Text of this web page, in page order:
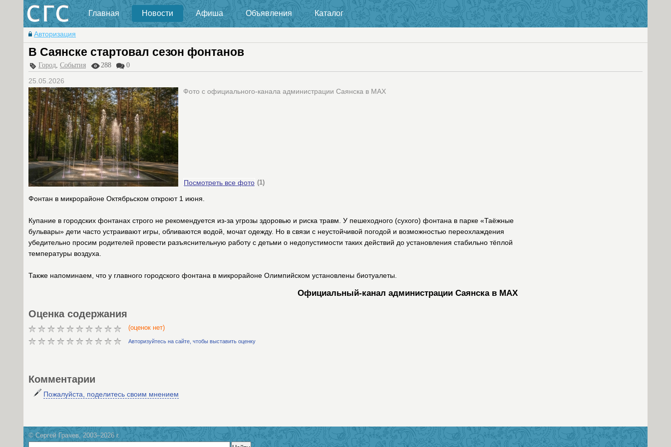
Главная Новости Афиша Объявления Каталог
Авторизация
В Саянске стартовал сезон фонтанов
Город, События 288 0
25.05.2026
Фото с официального-канала администрации Саянска в MAX
Посмотреть все фото (1)
Фонтан в микрорайоне Октябрьском откроют 1 июня.
Купание в городских фонтанах строго не рекомендуется из-за угрозы здоровью и риска травм. У пешеходного (сухого) фонтана в парке «Таёжные
бульвары» дети часто устраивают игры, обливаются водой, мочат одежду. Но в связи с неустойчивой погодой и возможностью переохлаждения
убедительно просим родителей провести разъяснительную работу с детьми о недопустимости таких действий до установления стабильно тёплой
температуры воздуха.
Также напоминаем, что у главного городского фонтана в микрорайоне Олимпийском установлены биотуалеты.
Официальный-канал администрации Саянска в MAX
Оценка содержания
(оценок нет)
Авторизуйтесь на сайте, чтобы выставить оценку
Комментарии
Пожалуйста, поделитесь своим мнением
© Сергей Грачев, 2003–2026 г.